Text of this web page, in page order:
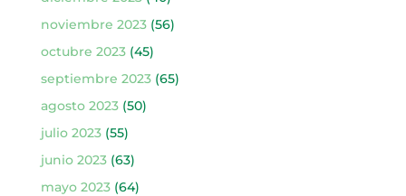
noviembre 2023(56)
octubre 2023(45)
septiembre 2023(65)
agosto 2023(50)
julio 2023(55)
junio 2023(63)
mayo 2023(64)